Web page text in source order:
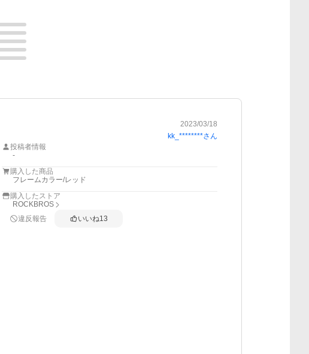
2023/03/18
kk_********さん
投稿者情報
-
購入した商品
フレームカラー/レッド
購入したストア
ROCKBROS
違反報告
いいね13